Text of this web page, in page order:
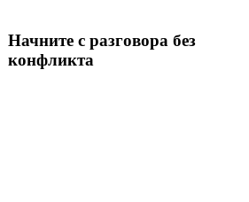
Начните с разговора без
конфликта